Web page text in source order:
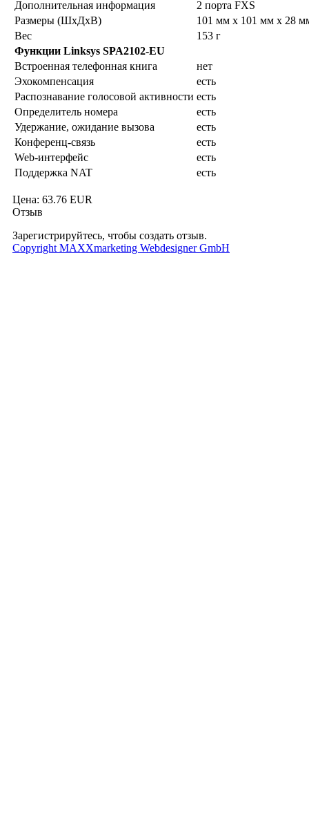
Дополнительная информация
2 порта FXS
Размеры (ШxДxВ)
101 мм x 101 мм x 28
Вес
153 г
Функции Linksys SPA2102-EU
Встроенная телефонная книга
нет
Эхокомпенсация
есть
Распознавание голосовой активности есть
Определитель номера
есть
Удержание, ожидание вызова
есть
Конференц-связь
есть
Web-интерфейс
есть
Поддержка NAT
есть
Цена: 63.76 EUR
Отзыв
Зарегистрируйтесь, чтобы создать отзыв.
Copyright MAXXmarketing Webdesigner GmbH